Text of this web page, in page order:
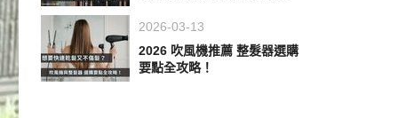
2026-03-13
2026 吹風機推薦 整髮器選購
要點全攻略！